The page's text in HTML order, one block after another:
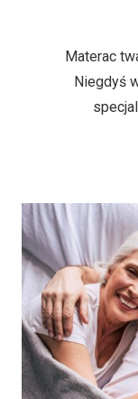
Materac
Niegdyś